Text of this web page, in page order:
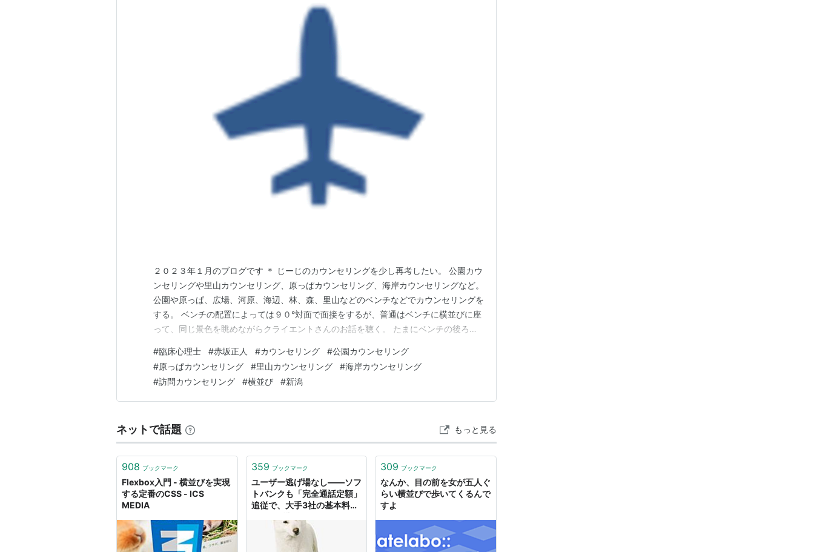
２０２３年１月のブログです ＊ じーじのカウンセリングを少し再考したい。 公園カウ
ンセリングや里山カウンセリング、原っぱカウンセリング、海岸カウンセリングなど。
公園や原っぱ、広場、河原、海辺、林、森、里山などのベンチなどでカウンセリングを
する。 ベンチの配置によっては９０°対面で面接をするが、普通はベンチに横並びに座
って、同じ景色を眺めながらクライエントさんのお話を聴く。 たまにベンチの後ろを
いているような感じで、秘密も保持されている印象を受ける。 精神科医で精神療法家
の神田橋條治さんが、ベンチに座ってのカウンセリ…
#臨床心理士 #赤坂正人 #カウンセリング #公園カウンセリング
#原っぱカウンセリング #里山カウンセリング #海岸カウンセリング
#訪問カウンセリング #横並び #新潟
ネットで話題 もっと見る
908 ブックマーク
Flexbox入門 - 横並びを実現
する定番のCSS - ICS
MEDIA
359 ブックマーク
ユーザー逃げ場なし――ソフ
トバンクも「完全通話定額」
追従で、大手3社の基本料は
309 ブックマーク
なんか、目の前を女が五人ぐ
らい横並びで歩いてくるんで
すよ